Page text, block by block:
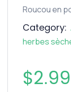
Roucou en
Category:
herbes
$2.99